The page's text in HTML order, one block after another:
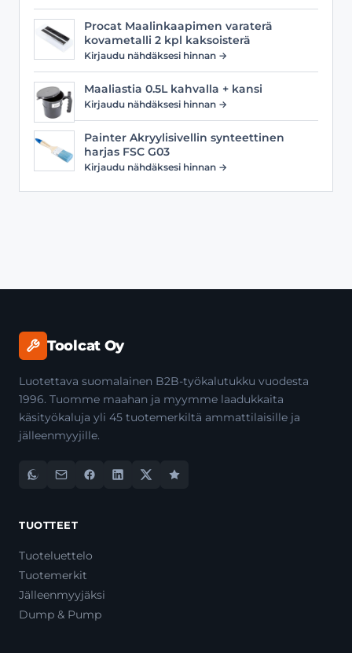
Procat Maalinkaapimen varaterä
kovametalli 2 kpl kaksoisterä
Kirjaudu nähdäksesi hinnan →
Maaliastia 0.5L kahvalla + kansi
Kirjaudu nähdäksesi hinnan →
Painter Akryylisivellin synteettinen
harjas FSC G03
Kirjaudu nähdäksesi hinnan →
Toolcat Oy
Luotettava suomalainen B2B-työkalutukku vuodesta
1996. Tuomme maahan ja myymme laadukkaita
käsityökaluja yli 45 tuotemerkiltä ammattilaisille ja
jälleenmyyjille.
TUOTTEET
Tuoteluettelo
Tuotemerkit
Jälleenmyyjäksi
Dump & Pump